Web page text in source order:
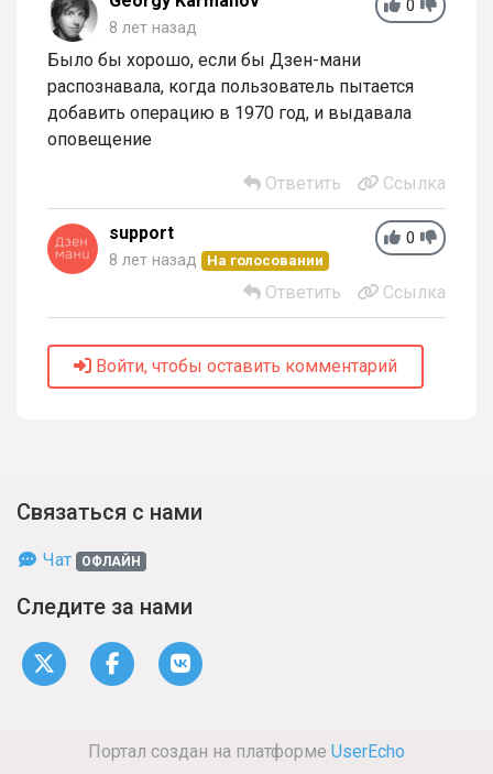
0
8 лет назад
Было бы хорошо, если бы Дзен-мани
распознавала, когда пользователь пытается
добавить операцию в 1970 год, и выдавала
оповещение
Ответить Ссылка
0
support
8 лет назад На голосовании
Ответить Ссылка
Войти, чтобы оставить комментарий
Связаться с нами
Чат ОФЛАЙН
Следите за нами
Портал создан на платформе UserEcho